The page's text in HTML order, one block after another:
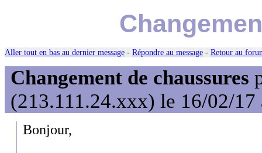
Aller tout en bas au dernier message - Répondre au message - Retour au
Changement de chaussures
(213.111.24.xxx) le 16/02/17
Bonjour,